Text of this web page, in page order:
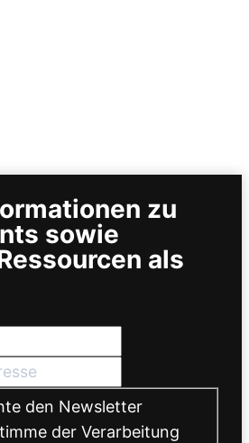
zu
sowie
als
den Newsletter
der Verarbeitung